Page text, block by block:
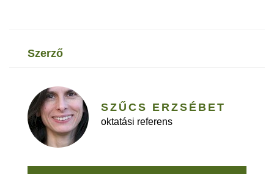
szerző
SZŰCS ERZSÉBET
oktatási referens